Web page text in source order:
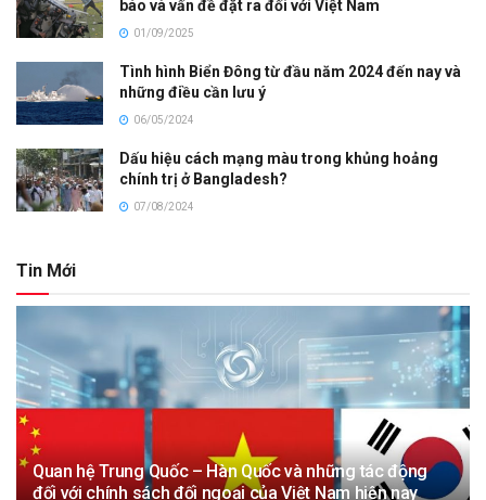
báo và vấn đề đặt ra đối với Việt Nam
01/09/2025
Tình hình Biển Đông từ đầu năm 2024 đến nay và
những điều cần lưu ý
06/05/2024
Dấu hiệu cách mạng màu trong khủng hoảng
chính trị ở Bangladesh?
07/08/2024
Tin Mới
Quan hệ Trung Quốc – Hàn Quốc và những tác động
đối với chính sách đối ngoại của Việt Nam hiện nay